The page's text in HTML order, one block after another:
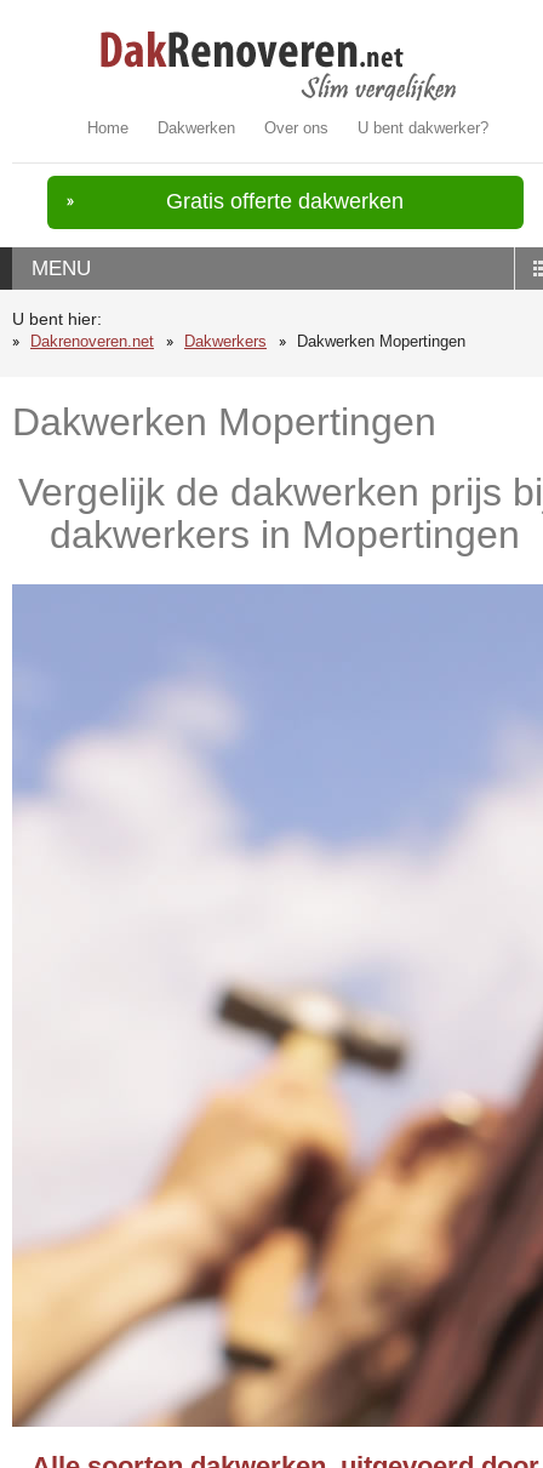
Home Dakwerken Over ons U bent dakwerker?
Gratis offerte dakwerken
MENU
U bent hier:
Dakrenoveren.net
Dakwerkers Dakwerken Mopertingen
Dakwerken Mopertingen
Vergelijk de dakwerken prijs
dakwerkers in Mopertingen